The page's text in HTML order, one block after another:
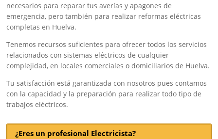
necesarios para reparar tus averías y apagones de
emergencia, pero también para realizar reformas eléctricas
completas en Huelva.
Tenemos recursos suficientes para ofrecer todos los servicios
relacionados con sistemas eléctricos de cualquier
complejidad, en locales comerciales o domiciliarios de Huelva.
Tu satisfacción está garantizada con nosotros pues contamos
con la capacidad y la preparación para realizar todo tipo de
trabajos eléctricos.
¿Eres un profesional Electricista?